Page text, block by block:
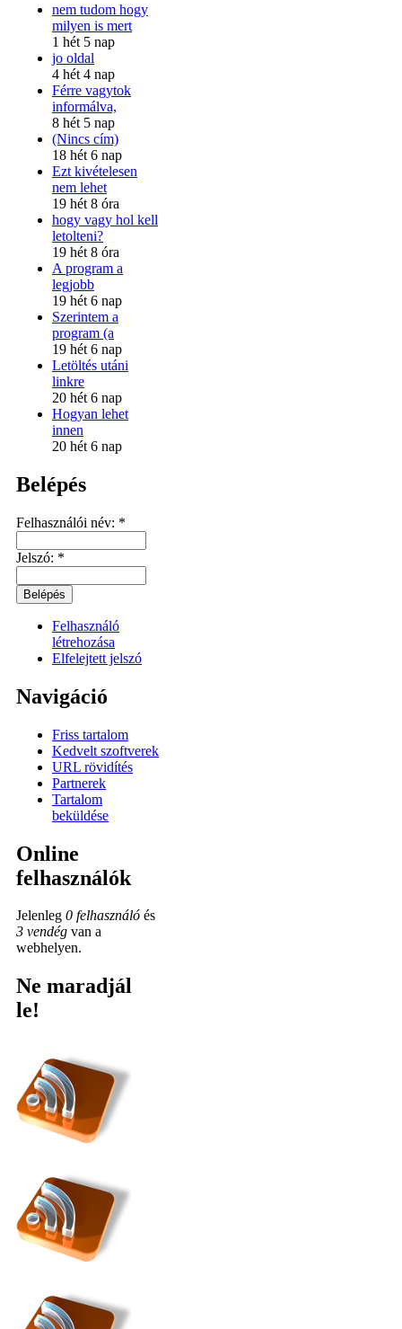
nem tudom hogy
milyen is mert
1 hét 5 nap
jo oldal
4 hét 4 nap
Férre vagytok
informálva,
8 hét 5 nap
(Nincs cím)
18 hét 6 nap
Ezt kivételesen
nem lehet
19 hét 8 óra
hogy vagy hol kell
letolteni?
19 hét 8 óra
A program a
legjobb
19 hét 6 nap
Szerintem a
program (a
19 hét 6 nap
Letöltés utáni
linkre
20 hét 6 nap
Hogyan lehet
innen
20 hét 6 nap
Belépés
Felhasználói név: *
Jelszó: *
Felhasználó
létrehozása
Elfelejtett jelszó
Navigáció
Friss tartalom
Kedvelt szoftverek
URL rövidítés
Partnerek
Tartalom
beküldése
Online
felhasználók
Jelenleg 0 felhasználó és
3 vendég van a
webhelyen.
Ne maradjál
le!